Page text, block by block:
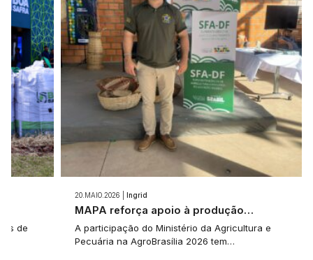
de
20.MAIO.2026 | Ingrid
MAPA reforça apoio à produção…
A participação do Ministério da Agricultura e
Pecuária na AgroBrasília 2026 tem…